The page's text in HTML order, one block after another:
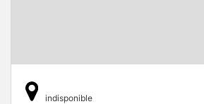
indisponible